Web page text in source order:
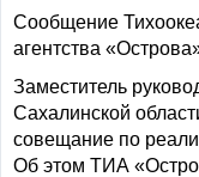
Сообщение
агентства
Заместитель
Сахалинской
совещание по
Об этом ТИА